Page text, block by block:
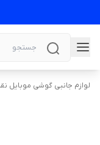
لوازم جانبی گوشی موبایل